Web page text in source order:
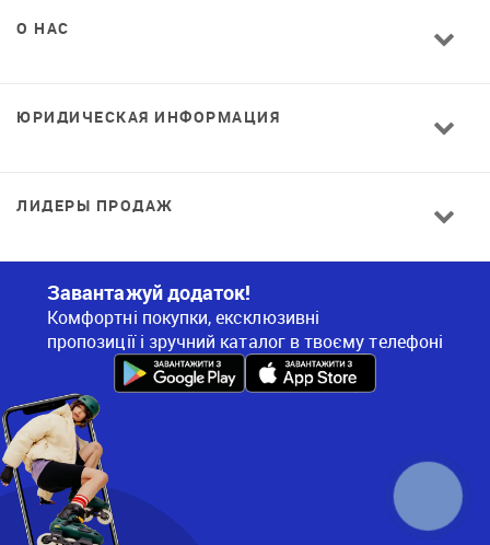
О НАС
ЮРИДИЧЕСКАЯ ИНФОРМАЦИЯ
ЛИДЕРЫ ПРОДАЖ
Завантажуй додаток!
Комфортні покупки, ексклюзивні
пропозиції і зручний каталог в твоєму телефоні